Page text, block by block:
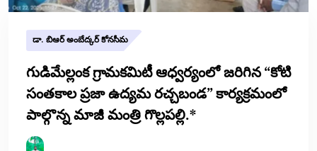
డా. బిఆర్ అంబేద్కర్ కోనసీమ
గుడిమేల్లంక గ్రామకమిటీ ఆధ్వర్యంలో జరిగిన “కోటి
సంతకాల ప్రజా ఉద్యమ రచ్చబండ” కార్యక్రమంలో
పాల్గొన్న మాజీ మంత్రి గొల్లపల్లి.*